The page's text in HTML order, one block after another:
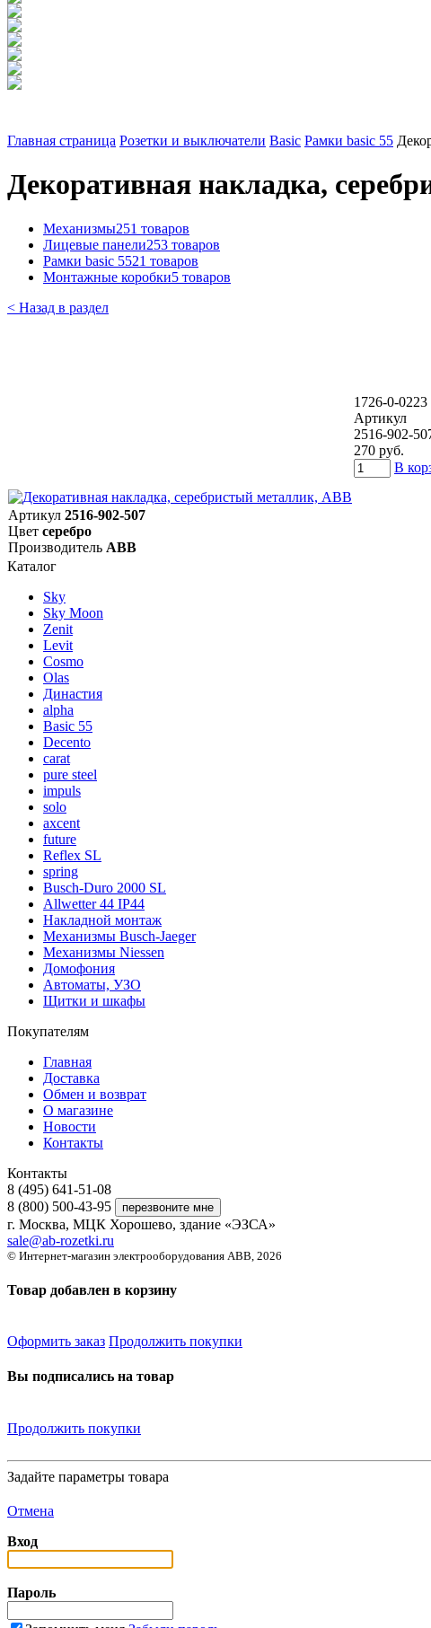
Главная страница Розетки и выключатели Basic Рамки basic 55
Декоративная накладка,
Механизмы251 товаров
Лицевые панели253 товаров
Рамки basic 5521 товаров
Монтажные коробки5 товаров
< Назад в раздел
1726-0-
Артикул
2516-902-
270 руб.
В
Артикул 2516-902-507
Цвет серебро
Производитель ABB
Каталог
Sky
Sky Moon
Zenit
Levit
Cosmo
Olas
Династия
alpha
Basic 55
Decento
carat
pure steel
impuls
solo
axcent
future
Reflex SL
spring
Busch-Duro 2000 SL
Allwetter 44 IP44
Накладной монтаж
Механизмы Busch-Jaeger
Механизмы Niessen
Домофония
Автоматы, УЗО
Щитки и шкафы
Покупателям
Главная
Доставка
Обмен и возврат
О магазине
Новости
Контакты
Контакты
8 (495) 641-51-08
8 (800) 500-43-95
г. Москва, МЦК Хорошево, здание «ЭЗСА»
sale@ab-rozetki.ru
© Интернет-магазин электрооборудования ABB, 2026
Товар добавлен в корзину
Оформить заказ Продолжить покупки
Вы подписались на товар
Продолжить покупки
Задайте параметры товара
Отмена
Вход
Пароль